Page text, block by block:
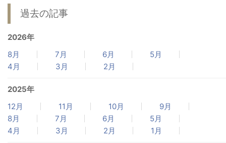
過去の記事
2026年
8月
7月 6月
5月
4月
3月 2月
2025年
12月
11月 10月
9月
8月
7月 6月
5月
4月
3月 2月 1月